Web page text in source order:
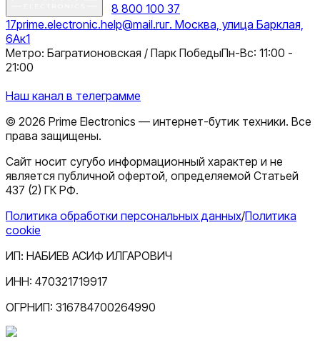
8 800 100 37
17prime.electronic.help@mail.ruг. Москва, улица Барклая,
6Ак1
Метро: Багратионовская / Парк ПобедыПн-Вс: 11:00 -
21:00
Наш канал в телеграмме
© 2026 Prime Electronics — интернет-бутик техники. Все
права защищены.
Сайт носит сугубо информационный характер и не
является публичной офертой, определяемой Статьей
437 (2) ГК РФ.
Политика обработки персональных данных/Политика
cookie
ИП: НАБИЕВ АСИФ ИЛГАРОВИЧ
ИНН: 470321719917
ОГРНИП: 316784700264990